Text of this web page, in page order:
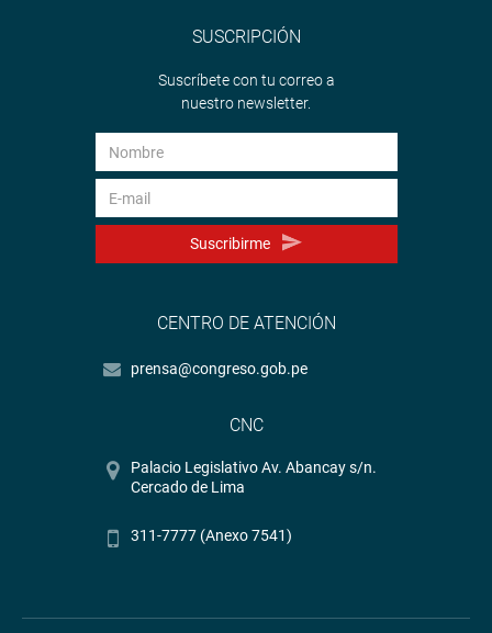
SUSCRIPCIÓN
Suscríbete con tu correo a
nuestro newsletter.
Suscribirme
CENTRO DE ATENCIÓN
prensa@congreso.gob.pe
CNC
Palacio Legislativo Av. Abancay s/n.
Cercado de Lima
311-7777 (Anexo 7541)